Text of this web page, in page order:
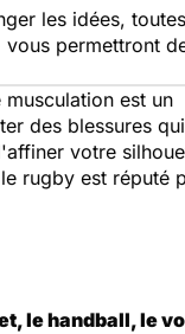
les idées,
permettront
est un
des blessures
votre
rugby est réputé
le handball, le